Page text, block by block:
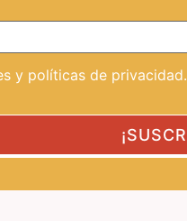
y políticas de privacidad.